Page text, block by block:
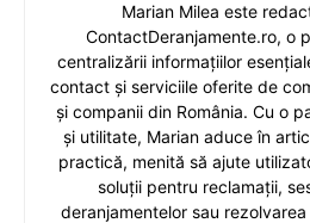
Marian Milea este
ContactDeranjamente.ro, o
centralizării informațiilor
contact și serviciile oferite de
și companii din România. Cu o
și utilitate, Marian aduce în
practică, menită să ajute
soluții pentru reclamații,
deranjamentelor sau